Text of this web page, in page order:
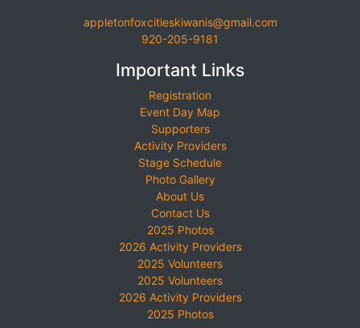
appletonfoxcitieskiwanis@gmail.com
920-205-9181
Important Links
Registration
Event Day Map
Supporters
Activity Providers
Stage Schedule
Photo Gallery
About Us
Contact Us
2025 Photos
2026 Activity Providers
2025 Volunteers
2025 Volunteers
2026 Activity Providers
2025 Photos